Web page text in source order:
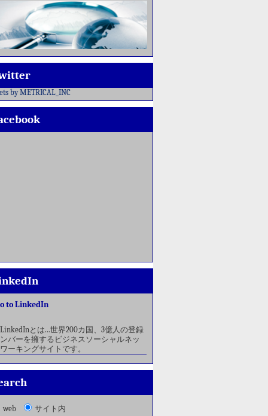
by METRICAL_INC
to LinkedIn
とは...世界200カ国、3億人の登録
ンバーを擁するビジネスソーシャルネッ
ワーキングサイトです。
web サイト内